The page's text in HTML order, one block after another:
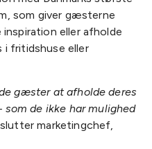
som giver gæsterne
eller afholde
i fritidshuse eller
gæster at afholde deres
som de ikke har mulighed
marketingchef,